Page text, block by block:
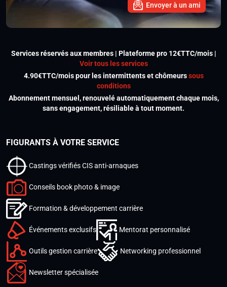
Envoyer à un ami
Services réservés aux membres | Plateforme pro 12€TTC/mois |
Voir tous les services
4.90€TTC/mois pour les intermittents et chômeurssous
conditions
Abonnement mensuel, renouvelé automatiquement chaque mois,
sans engagement, résiliable à tout moment.
FIGURANTS À VOTRE SERVICE
Castings vérifiés CIS anti-arnaques
Conseils book photo & image
Formation & développement carrière
Événements exclusifs Mentorat personnalisé
Outils gestion carrière Networking professionnel
Newsletter spécialisée